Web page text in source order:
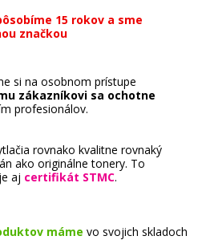
15 rokov a sme
značkou
si na osobnom prístupe
zákazníkovi sa ochotne
profesionálov.
rovnako kvalitne rovnaký
ako originálne tonery. To
aj certifikát STMC.
máme vo svojich skladoch